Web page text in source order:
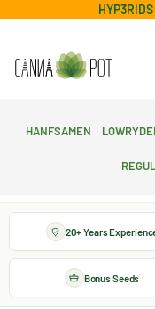
HYP3RIDS
Hanfsamen
20+ Years
Bonus Seeds